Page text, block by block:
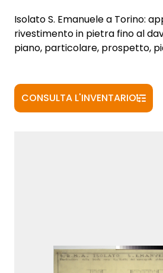
Isolato S. Emanuele a Torino:
rivestimento in pietra fino al
piano, particolare, prospetto,
CONSULTA L'INVENTARIO